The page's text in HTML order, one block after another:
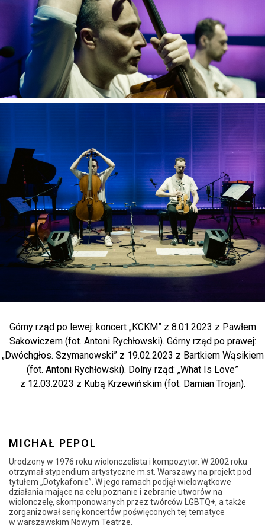
Górny rząd po lewej: koncert „KCKM” z 8.01.2023 z Pawłem
Sakowiczem (fot. Antoni Rychłowski). Górny rząd po prawej:
„Dwóchgłos. Szymanowski” z 19.02.2023 z Bartkiem Wąsikiem
(fot. Antoni Rychłowski). Dolny rząd: „What Is Love”
z 12.03.2023 z Kubą Krzewińskim (fot. Damian Trojan).
MICHAŁ PEPOL
Urodzony w 1976 roku wiolonczelista i kompozytor. W 2002 roku
otrzymał stypendium artystyczne m.st. Warszawy na projekt pod
tytułem „Dotykafonie”. W jego ramach podjął wielowątkowe
działania mające na celu poznanie i zebranie utworów na
wiolonczelę, skomponowanych przez twórców LGBTQ+, a także
zorganizował serię koncertów poświęconych tej tematyce
w warszawskim Nowym Teatrze.